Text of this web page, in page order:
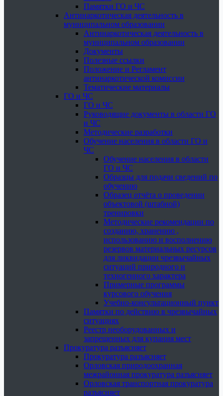
Памятки ГО и ЧС
Антинаркотическая деятельность в
муниципальном образовании
Антинаркотическая деятельность в
муниципальном образовании
Документы
Полезные ссылки
Положение и Регламент
антинаркотической комиссии
Тематические материалы
ГО и ЧС
ГО и ЧС
Руководящие документы в области ГО
и ЧС
Методические разработки
Обучение населения в области ГО и
ЧС
Обучение населения в области
ГО и ЧС
Образцы для подачи сведений по
обучению
Образец отчёта о проведении
объектовой (штабной)
тренировки
Методические рекомендации по
созданию, хранению ,
использованию и восполнению
резервов материальных ресурсов
для ликвидации чрезвычайных
ситуаций природного и
техногенного характера
Примерные программы
курсового обучения
Учебно-консультационный пункт
Памятки по действию в чрезвычайных
ситуациях
Реестр необорудованных и
запрещенных для купания мест
Прокуратура разъясняет
Прокуратура разъясняет
Орловская природоохранная
межрайонная прокуратура разъясняет
Орловская транспортная прокуратура
разъясняет